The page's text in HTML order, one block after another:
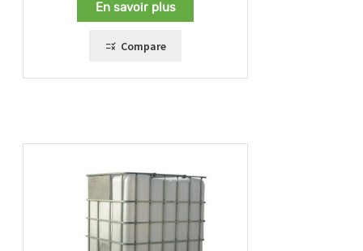
En savoir plus
Compare